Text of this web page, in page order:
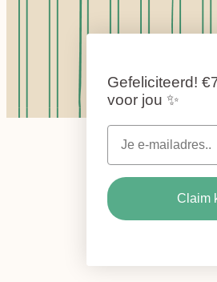
Gefeliciteerd!
voor jou ✨
Claim